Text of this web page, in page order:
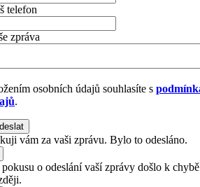
telefon
zpráva
osobních údajů souhlasíte s
.
vám za vaši zprávu. Bylo to odesláno.
o odeslání vaší zprávy došlo k